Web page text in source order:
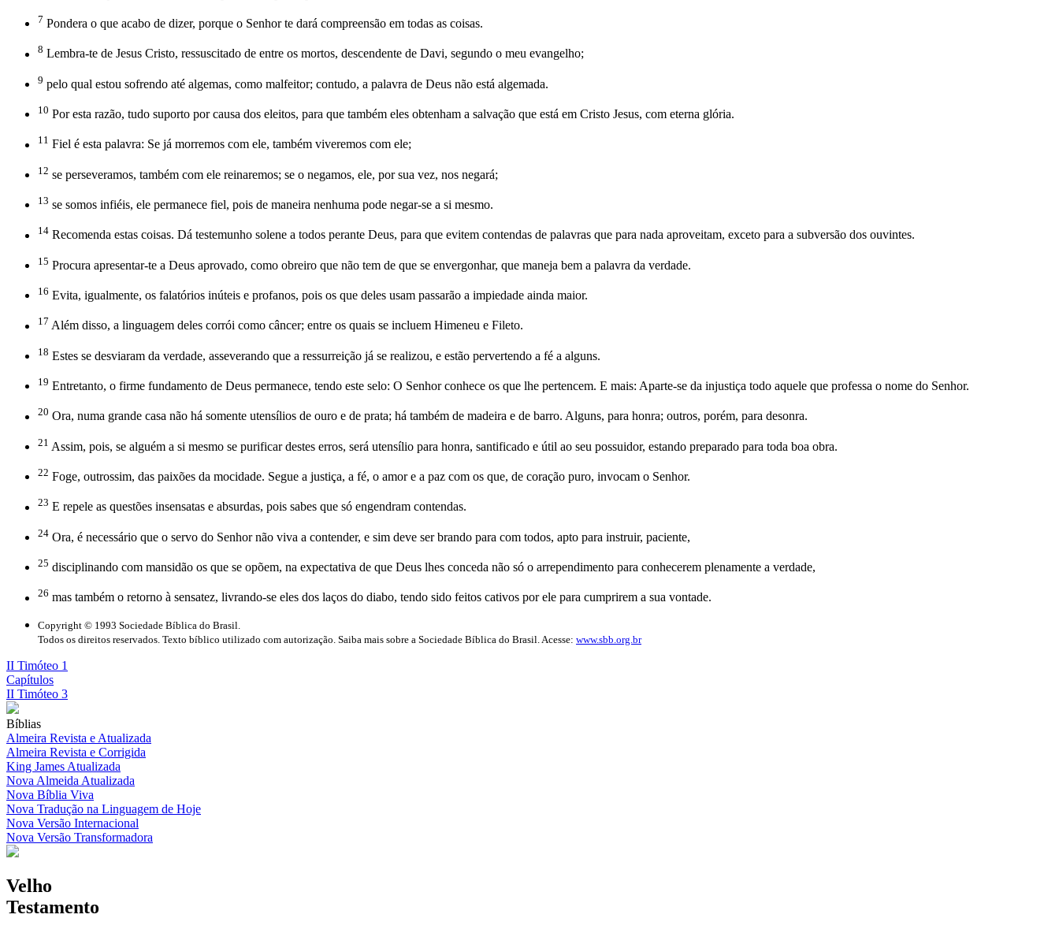
7 Pondera o que acabo de dizer, porque o Senhor te dará compreensão em todas as coisas.
8 Lembra-te de Jesus Cristo, ressuscitado de entre os mortos, descendente de Davi, segundo o meu evangelho;
9 pelo qual estou sofrendo até algemas, como malfeitor; contudo, a palavra de Deus não está algemada.
10 Por esta razão, tudo suporto por causa dos eleitos, para que também eles obtenham a salvação que está em Cristo Jesus, com eterna glória.
11 Fiel é esta palavra: Se já morremos com ele, também viveremos com ele;
12 se perseveramos, também com ele reinaremos; se o negamos, ele, por sua vez, nos negará;
13 se somos infiéis, ele permanece fiel, pois de maneira nenhuma pode negar-se a si mesmo.
14 Recomenda estas coisas. Dá testemunho solene a todos perante Deus, para que evitem contendas de palavras que para nada aproveitam, exceto para a subversão dos ouvintes.
15 Procura apresentar-te a Deus aprovado, como obreiro que não tem de que se envergonhar, que maneja bem a palavra da verdade.
16 Evita, igualmente, os falatórios inúteis e profanos, pois os que deles usam passarão a impiedade ainda maior.
17 Além disso, a linguagem deles corrói como câncer; entre os quais se incluem Himeneu e Fileto.
18 Estes se desviaram da verdade, asseverando que a ressurreição já se realizou, e estão pervertendo a fé a alguns.
19 Entretanto, o firme fundamento de Deus permanece, tendo este selo: O Senhor conhece os que lhe pertencem. E mais: Aparte-se da injustiça todo aquele que professa o nome do Senhor.
20 Ora, numa grande casa não há somente utensílios de ouro e de prata; há também de madeira e de barro. Alguns, para honra; outros, porém, para desonra.
21 Assim, pois, se alguém a si mesmo se purificar destes erros, será utensílio para honra, santificado e útil ao seu possuidor, estando preparado para toda boa obra.
22 Foge, outrossim, das paixões da mocidade. Segue a justiça, a fé, o amor e a paz com os que, de coração puro, invocam o Senhor.
23 E repele as questões insensatas e absurdas, pois sabes que só engendram contendas.
24 Ora, é necessário que o servo do Senhor não viva a contender, e sim deve ser brando para com todos, apto para instruir, paciente,
25 disciplinando com mansidão os que se opõem, na expectativa de que Deus lhes conceda não só o arrependimento para conhecerem plenamente a verdade,
26 mas também o retorno à sensatez, livrando-se eles dos laços do diabo, tendo sido feitos cativos por ele para cumprirem a sua vontade.
Copyright © 1993 Sociedade Bíblica do Brasil.
Todos os direitos reservados. Texto bíblico utilizado com autorização. Saiba mais sobre a Sociedade Bíblica do Brasil. Acesse: www.sbb.org.br
II Timóteo 1
Capítulos
II Timóteo 3
Bíblias
Almeira Revista e Atualizada
Almeira Revista e Corrigida
King James Atualizada
Nova Almeida Atualizada
Nova Bíblia Viva
Nova Tradução na Linguagem de Hoje
Nova Versão Internacional
Nova Versão Transformadora
Velho
Testamento